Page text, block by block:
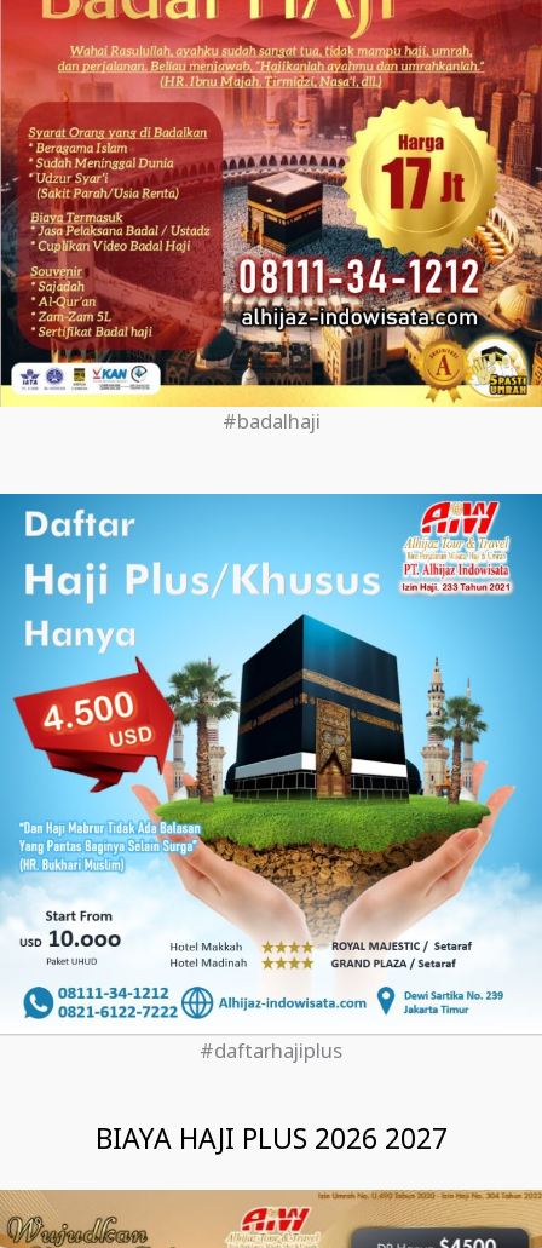
#badalhaji
#daftarhajiplus
BIAYA HAJI PLUS 2026 2027